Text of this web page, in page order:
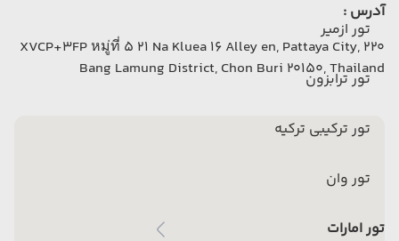
تور ازمیر
تور ترابزون
تور ترکیبی ترکیه
تور وان
تور امارات
آدرس :
220 XVCP+3FP หมู่ที่ 5 21 Na Kluea 16 Alley en, Pattaya City,
Bang Lamung District, Chon Buri 20150, Thailand